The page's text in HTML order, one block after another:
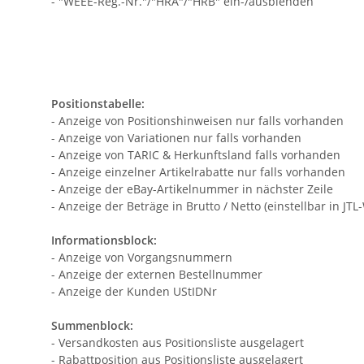
Positionstabelle:
- Anzeige von Positionshinweisen nur falls vorhanden
- Anzeige von Variationen nur falls vorhanden
- Anzeige von TARIC & Herkunftsland falls vorhanden
- Anzeige einzelner Artikelrabatte nur falls vorhanden
- Anzeige der eBay-Artikelnummer in nächster Zeile
- Anzeige der Beträge in Brutto / Netto (einstellbar in JTL-
Informationsblock:
- Anzeige von Vorgangsnummern
- Anzeige der externen Bestellnummer
- Anzeige der Kunden UStIDNr
Summenblock:
- Versandkosten aus Positionsliste ausgelagert
- Rabattposition aus Positionsliste ausgelagert